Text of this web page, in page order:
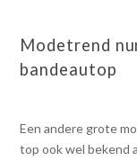
Modetrend
bandeautop
Een andere grote
top ook wel bekend